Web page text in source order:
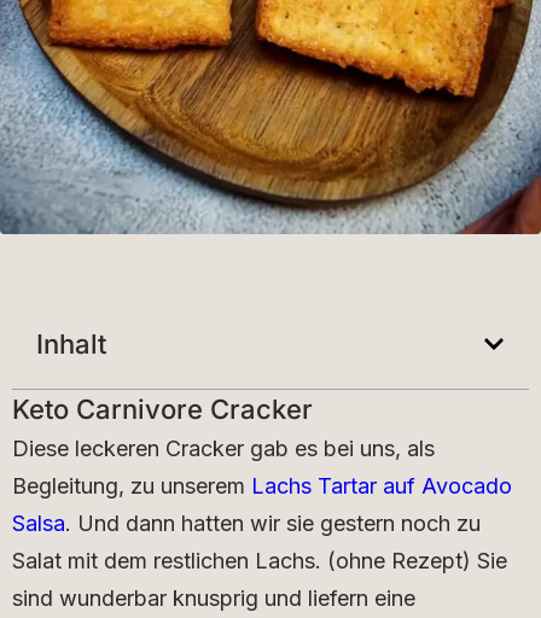
Inhalt
Keto Carnivore Cracker
Diese leckeren Cracker gab es bei uns, als
Begleitung, zu unserem Lachs Tartar auf Avocado
Salsa. Und dann hatten wir sie gestern noch zu
Salat mit dem restlichen Lachs. (ohne Rezept) Sie
sind wunderbar knusprig und liefern eine